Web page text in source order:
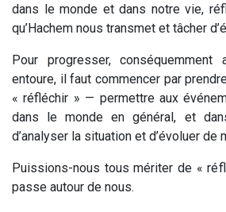
dans le monde et dans notre vie,
qu’Hachem nous transmet et tâcher
Pour progresser,
entoure, il faut commencer par
« réfléchir » — permettre aux
dans le monde en général, et
d’analyser la situation et d’évoluer de
Puissions-nous tous mériter de «
passe autour de nous.